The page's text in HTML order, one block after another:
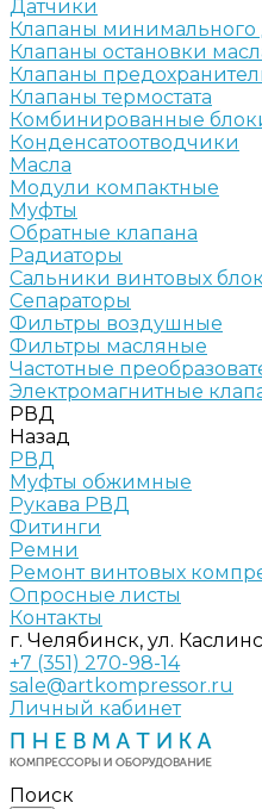
Датчики
Клапаны минимального
Клапаны остановки
Клапаны
Клапаны термостата
Комбинированные
Конденсатоотводчики
Масла
Модули компактные
Муфты
Обратные клапана
Радиаторы
Сальники винтовых
Сепараторы
Фильтры воздушные
Фильтры масляные
Частотные
Электромагнитные
РВД
Назад
РВД
Муфты обжимные
Рукава РВД
Фитинги
Ремни
Ремонт винтовых
Опросные листы
Контакты
г. Челябинск, ул.
+7 (351) 270-98-14
sale@artkompressor.ru
Личный кабинет
Поиск